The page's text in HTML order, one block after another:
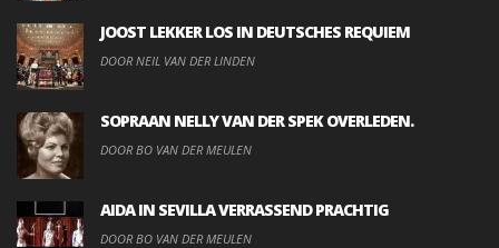
JOOST LEKKER LOS IN DEUTSCHES REQUIEM
DOOR NEIL VAN DER LINDEN
SOPRAAN NELLY VAN DER SPEK OVERLEDEN.
DOOR BO VAN DER MEULEN
AIDA IN SEVILLA VERRASSEND PRACHTIG
DOOR BO VAN DER MEULEN